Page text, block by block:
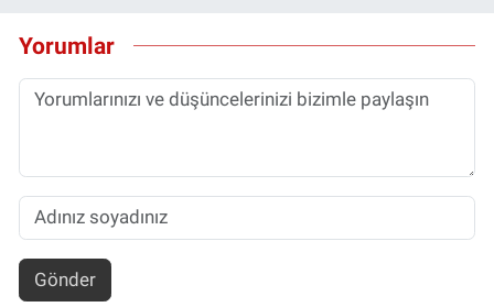
Yorumlar
Gönder